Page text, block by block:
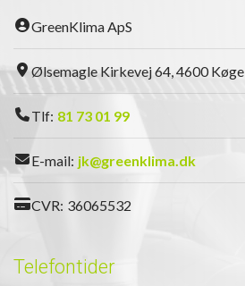
GreenKlima ApS
Ølsemagle Kirkevej 64, 4600 Køge
Tlf: 81 73 01 99
E-mail: jk@greenklima.dk
CVR: 36065532
Telefontider